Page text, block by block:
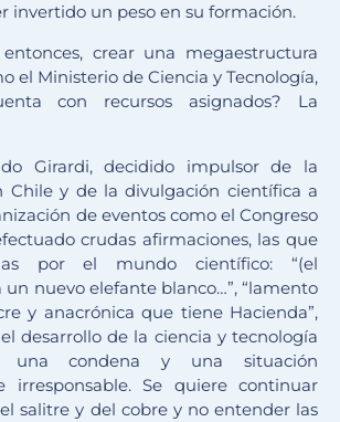
invertido un peso en su formación.
crear una megaestructura
el Ministerio de Ciencia y Tecnología,
con recursos asignados? La
Girardi, decidido impulsor de la
Chile y de la divulgación científica a
de eventos como el Congreso
crudas afirmaciones, las que
por el mundo científico: “(el
un nuevo elefante blanco…”, “lamento
y anacrónica que tiene Hacienda”,
desarrollo de la ciencia y tecnología
una condena y una situación
irresponsable. Se quiere continuar
salitre y del cobre y no entender las